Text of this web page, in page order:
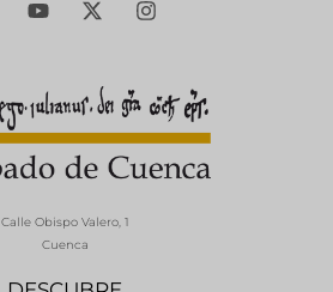
Calle Obispo Valero, 1
Cuenca